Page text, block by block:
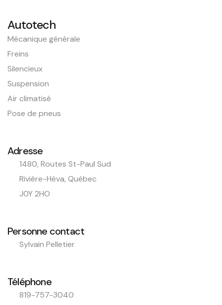
Autotech
Mécanique générale
Freins
Silencieux
Suspension
Air climatisé
Pose de pneus
Adresse
1480, Routes St-Paul Sud
Rivière-Héva, Québec
J0Y 2HO
Personne contact
Sylvain Pelletier
Téléphone
819-757-3040